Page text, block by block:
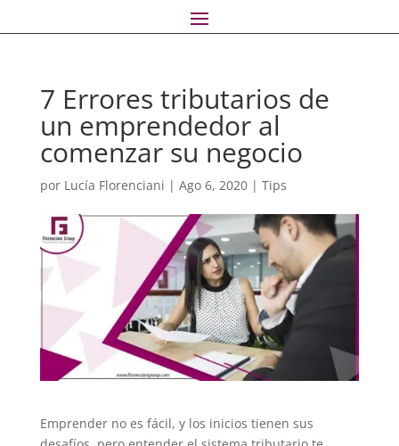
7 Errores tributarios de
un emprendedor al
comenzar su negocio
por Lucía Florenciani | Ago 6, 2020| Tips
Emprender no es fácil, y los inicios tienen sus